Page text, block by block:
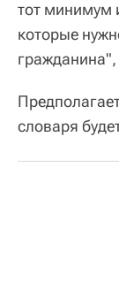
тот минимум
которые
гражданина",
словаря